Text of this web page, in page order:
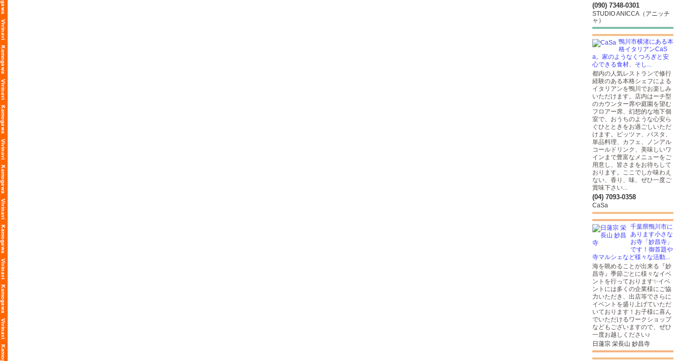
(090) 7348-0301
STUDIO ANICCA（アニッチ
ャ）
鴨川市横渚にある本
格イタリアンCaS
a。家のようなくつろぎと安
心できる食材、そし...
都内の人気レストランで修行
経験のある本格シェフによる
イタリアンを鴨川でお楽しみ
いただけます。店内はーチ型
のカウンター席や庭園を望む
フロアー席、幻想的な地下個
室で、おうちのような心安ら
ぐひとときをお過ごしいただ
けます。ピッツァ、パスタ、
単品料理、カフェ、ノンアル
コールドリンク、美味しいワ
インまで豊富なメニューをご
用意し、皆さまをお待ちして
おります。ここでしか味わえ
ない、香り、味、ぜひ一度ご
賞味下さい...
(04) 7093-0358
CaSa
千葉県鴨川市に
あります小さな
お寺「妙昌寺」
です！御首題や
寺マルシェなど様々な活動...
海を眺めることが出来る『妙
昌寺』季節ごとに様々なイベ
ントを行っております✨イベ
ントには多くの企業様にご協
力いただき、出店等でさらに
イベントを盛り上げていただ
いております！お子様に喜ん
でいただけるワークショップ
などもございますので、ぜひ
一度お越しください♪
日蓮宗 栄長山 妙昌寺